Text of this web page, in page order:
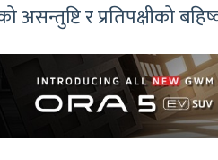
असन्तुष्टि र प्रतिपक्षीको